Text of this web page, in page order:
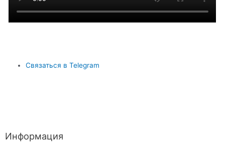
Связаться в Telegram
Информация